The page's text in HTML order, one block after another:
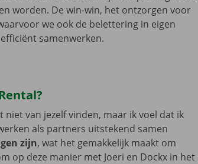
worden. De win-win, het ontzorgen voor
we ook de belettering in eigen
samenwerken.
niet van jezelf vinden, maar ik voel dat ik
als partners uitstekend samen
zijn, wat het gemakkelijk maakt om
op deze manier met Joeri en Dockx in het